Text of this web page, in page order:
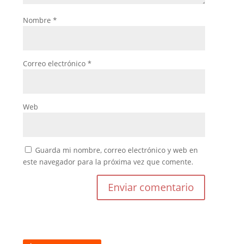
Nombre *
Correo electrónico *
Web
Guarda mi nombre, correo electrónico y web en
este navegador para la próxima vez que comente.